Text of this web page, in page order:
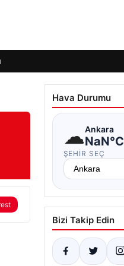
Hava Durumu
☁Ankara
NaN°C
ŞEHIR SEÇ
Bizi Takip Edin